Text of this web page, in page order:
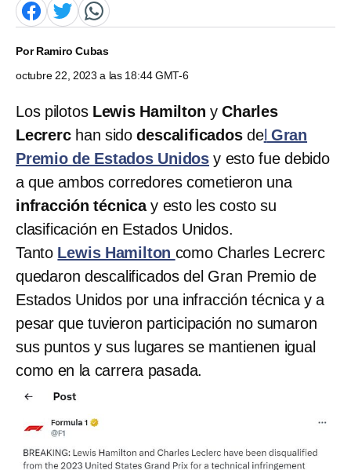
PorRamiro Cubas
octubre 22, 2023 a las 18:44 GMT-6
Los pilotosLewis Hamilton yCharles
Lecrerc han sidodescalificadosdel Gran
Premio de Estados Unidos y esto fue debido
a que ambos corredores cometieron una
infracción técnicay esto les costo su
clasificación en Estados Unidos.
Tanto Lewis Hamilton como Charles Lecrerc
quedaron descalificados del Gran Premio de
Estados Unidos por una infracción técnica y a
pesar que tuvieron participación no sumaron
sus puntos y sus lugares se mantienen igual
como en la carrera pasada.